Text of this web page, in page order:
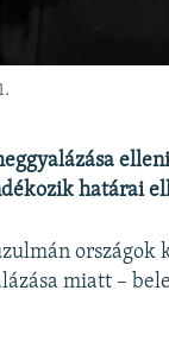
határai
országok
miatt –